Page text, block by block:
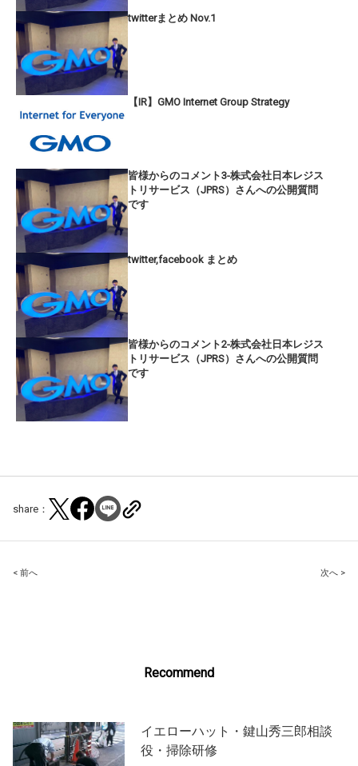
twitterまとめ Nov.1
【IR】GMO Internet Group Strategy
皆様からのコメント3-株式会社日本レジス
トリサービス（JPRS）さんへの公開質問
です
twitter,facebook まとめ
皆様からのコメント2-株式会社日本レジス
トリサービス（JPRS）さんへの公開質問
です
share：
Post
< 前へ 次へ >
Recommend
イエローハット・鍵山秀三郎相談
役・掃除研修